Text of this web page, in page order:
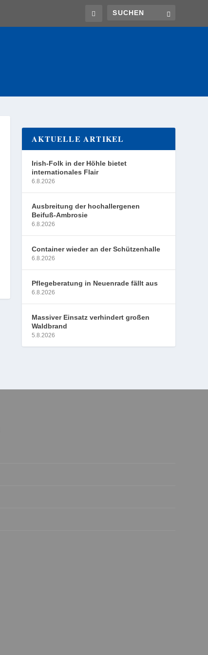
AKTUELLE ARTIKEL
Irish-Folk in der Höhle bietet
internationales Flair
6.8.2026
Ausbreitung der hochallergenen
Beifuß-Ambrosie
6.8.2026
Container wieder an der Schützenhalle
6.8.2026
Pflegeberatung in Neuenrade fällt aus
6.8.2026
Massiver Einsatz verhindert großen
Waldbrand
5.8.2026